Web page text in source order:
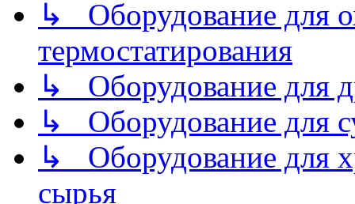
↳ Оборудование для
термостатирования
↳ Оборудование для
↳ Оборудование для
↳ Оборудование для
сырья